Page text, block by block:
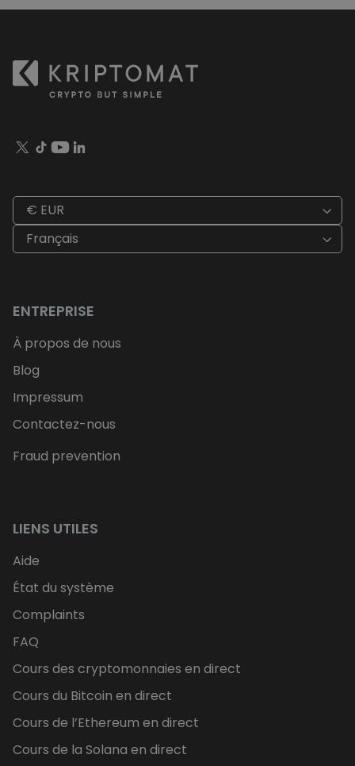
€ EUR
Français
ENTREPRISE
À propos de nous
Blog
Impressum
Contactez-nous
Fraud prevention
LIENS UTILES
Aide
État du système
Complaints
FAQ
Cours des cryptomonnaies en direct
Cours du Bitcoin en direct
Cours de l’Ethereum en direct
Cours de la Solana en direct